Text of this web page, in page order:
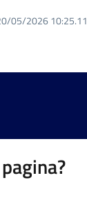
05/2026 10:25.11